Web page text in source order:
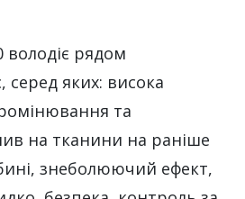
володіє рядом
серед яких: висока
та
на тканини на раніше
знеболюючий ефект,